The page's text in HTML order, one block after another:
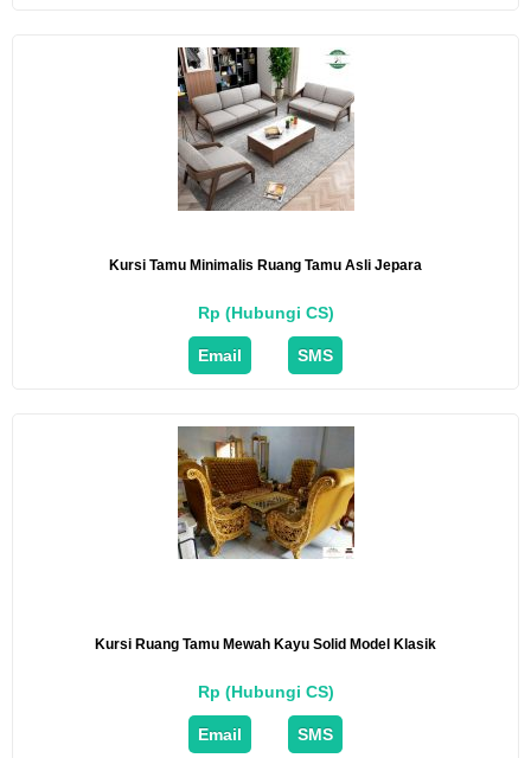
Kursi Tamu Minimalis Ruang Tamu Asli Jepara
Rp (Hubungi CS)
Email SMS
Kursi Ruang Tamu Mewah Kayu Solid Model Klasik
Rp (Hubungi CS)
Email SMS